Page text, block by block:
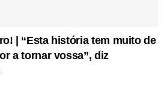
| “Esta história tem muito de
a tornar vossa”, diz